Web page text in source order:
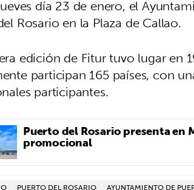
día 23 de enero, el
Rosario en la Plaza de Callao.
edición de Fitur tuvo lugar en
participan 165 países, con
participantes.
Puerto del Rosario presenta en
promocional
PUERTO DEL ROSARIO AYUNTAMIENTO DE